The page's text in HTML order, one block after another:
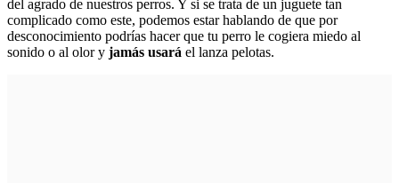
del agrado de nuestros perros. Y si se trata de un juguete tan
complicado como este, podemos estar hablando de que por
desconocimiento podrías hacer que tu perro le cogiera miedo al
sonido o al olor y jamás usará el lanza pelotas.